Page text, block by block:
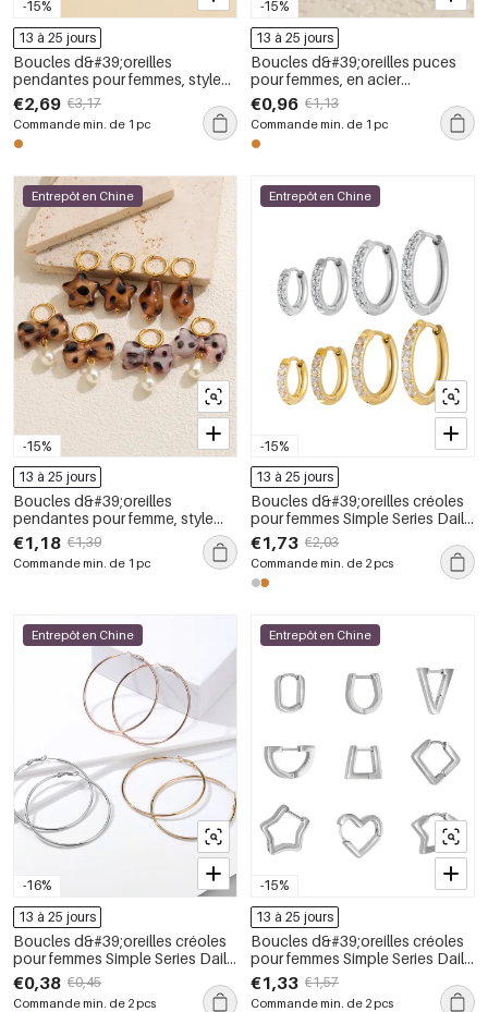
-15%
13 à 25 jours
Boucles d&#39;oreilles
pendantes pour femmes, style
rétro, en acier inoxydable,
couleur or, étanches, collection
Luxious Series Retro Circle
€2,69 €3,17
Commande min. de 1 pc
-15%
13 à 25 jours
Boucles d&#39;oreilles puces
pour femmes, en acier
inoxydable, couleur or, motif
cœur mignon, collection Simple
Series
€0,96 €1,13
Commande min. de 1 pc
-15%
Entrepôt en Chine
13 à 25 jours
Boucles d&#39;oreilles
pendantes pour femme, style
rétro, nœud papillon, imprimé
léopard, en acier inoxydable,
couleur or, étanches, collection
€1,18 €1,39
Commande min. de 1 pc
-15%
Entrepôt en Chine
13 à 25 jours
Boucles d&#39;oreilles créoles
pour femmes Simple Series Daily
Circle en acier inoxydable
étanche couleur or avec zircon
€1,73 €2,03
Commande min. de 2 pcs
-16%
Entrepôt en Chine
13 à 25 jours
Boucles d&#39;oreilles créoles
pour femmes Simple Series Daily
Circle en acier inoxydable
étanche couleur or
€0,38 €0,45
Commande min. de 2 pcs
-15%
Entrepôt en Chine
13 à 25 jours
Boucles d&#39;oreilles créoles
pour femmes Simple Series Daily,
forme irrégulière, en acier
inoxydable, étanches.
€1,33 €1,57
Commande min. de 2 pcs